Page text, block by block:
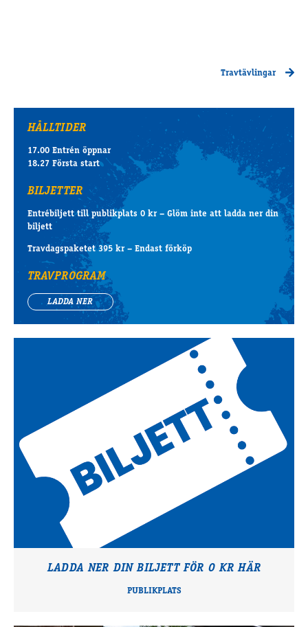
Travtävlingar
HÅLLTIDER
17.00 Entrén öppnar
18.27 Första start
BILJETTER
Entrébiljett till publikplats 0 kr – Glöm inte att ladda ner din
biljett
Travdagspaketet 395 kr – Endast förköp
TRAVPROGRAM
LADDA NER
LADDA NER DIN BILJETT FÖR 0 KR HÄR
PUBLIKPLATS